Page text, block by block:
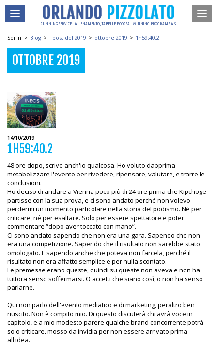
RUNNING SERVICE - ALLENAMENTO, TABELLE E CORSA - WINNING PROGRAM S.A.S.
Sei in > Blog > I post del 2019 > ottobre 2019 > 1h59:40.2
OTTOBRE 2019
14/10/2019
1H59:40.2
48 ore dopo, scrivo anch'io qualcosa. Ho voluto dapprima
metabolizzare l'evento per rivedere, ripensare, valutare, e trarre le
conclusioni.
Ho deciso di andare a Vienna poco più di 24 ore prima che Kipchoge
partisse con la sua prova, e ci sono andato perché non volevo
perdermi un momento particolare nella storia del podismo. Né per
criticare, né per esaltare. Solo per essere spettatore e poter
commentare “dopo aver toccato con mano”.
Ci sono andato sapendo che non era una gara. Sapendo che non
era una competizione. Sapendo che il risultato non sarebbe stato
omologato. E sapendo anche che poteva non farcela, perché il
risultato non era affatto semplice e per nulla scontato.
Le premesse erano queste, quindi su queste non aveva e non ha
tuttora senso soffermarsi. O accetti che siano così, o non ha senso
parlarne.
Qui non parlo dell'evento mediatico e di marketing, peraltro ben
riuscito. Non è compito mio. Di questo discuterà chi avrà voce in
capitolo, e a mio modesto parere qualche brand concorrente potrà
solo criticare, mosso da invidia per non essere arrivato prima
all'idea.